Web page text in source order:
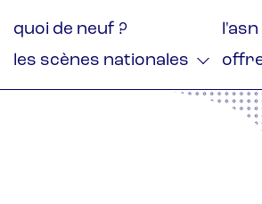
quoi de neuf ?
l'asn
les scènes nationales